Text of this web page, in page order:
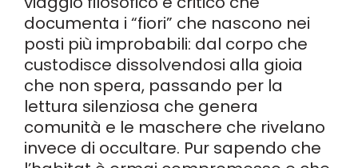
documenta i “fiori” che nascono nei
posti più improbabili: dal corpo che
custodisce dissolvendosi alla gioia
che non spera, passando per la
lettura silenziosa che genera
comunità e le maschere che rivelano
invece di occultare. Pur sapendo che